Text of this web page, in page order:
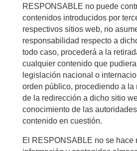
RESPONSABLE no puede
contenidos introducidos por
respectivos sitios web, no
responsabilidad respecto a
todo caso, procederá a la
cualquier contenido que
legislación nacional o
orden público, procediendo a la
de la redirección a dicho sitio
conocimiento de las
contenido en cuestión.
El RESPONSABLE no se hace